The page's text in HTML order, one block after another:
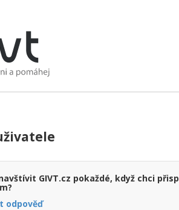
GIVT.cz pokaždé, když chci
odpověď